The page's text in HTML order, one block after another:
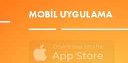
MOBIL UYGULAMA